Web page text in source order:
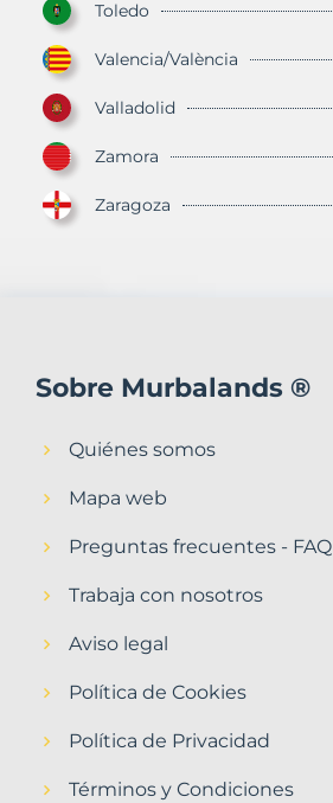
Toledo
Valencia/València
Valladolid
Zamora
Zaragoza
Sobre Murbalands ®
Quiénes somos
Mapa web
Preguntas frecuentes - FAQ
Trabaja con nosotros
Aviso legal
Política de Cookies
Política de Privacidad
Términos y Condiciones